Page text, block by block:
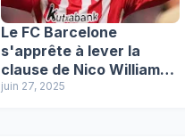
Le FC Barcelone
s'apprête à lever la
clause de Nico Williams,
transfert imminent !
juin 27, 2025